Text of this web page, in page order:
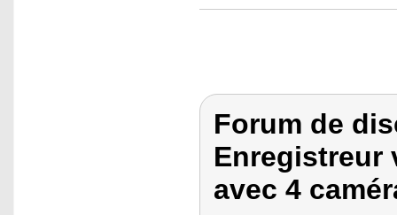
Forum de
Enregistreur
avec 4